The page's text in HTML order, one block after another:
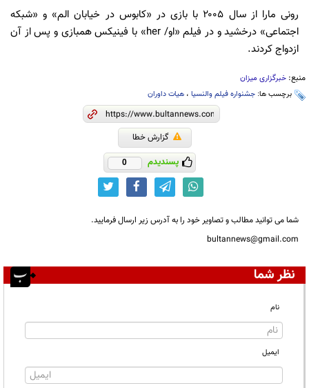
رونی مارا از سال ۲۰۰۵ با بازی در «کابوس در خیابان الم» و «شبکه
اجتماعی» درخشید و در فیلم «او/ her» با فینیکس همبازی و پس از آن
ازدواج کردند.
منبع: خبرگزاری میزان
برچسب ها: جشنواره فیلم والنسیا ، هیات داوران
گزارش خطا
پسندیدم 0
شما می توانید مطالب و تصاویر خود را به آدرس زیر ارسال فرمایید.
bultannews@gmail.com
نظر شما
نام
ایمیل